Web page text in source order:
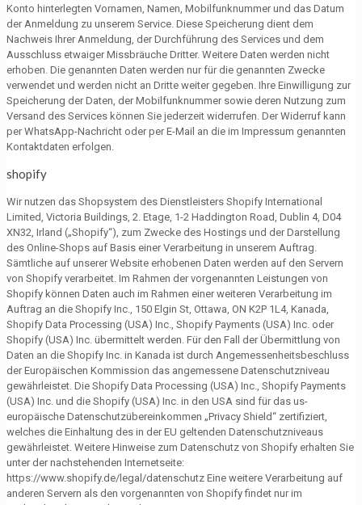
Konto hinterlegten Vornamen, Namen, Mobilfunknummer und das Datum
der Anmeldung zu unserem Service. Diese Speicherung dient dem
Nachweis Ihrer Anmeldung, der Durchführung des Services und dem
Ausschluss etwaiger Missbräuche Dritter. Weitere Daten werden nicht
erhoben. Die genannten Daten werden nur für die genannten Zwecke
verwendet und werden nicht an Dritte weiter gegeben. Ihre Einwilligung zur
Speicherung der Daten, der Mobilfunknummer sowie deren Nutzung zum
Versand des Services können Sie jederzeit widerrufen. Der Widerruf kann
per WhatsApp-Nachricht oder per E-Mail an die im Impressum genannten
Kontaktdaten erfolgen.
shopify
Wir nutzen das Shopsystem des Dienstleisters Shopify International
Limited, Victoria Buildings, 2. Etage, 1-2 Haddington Road, Dublin 4, D04
XN32, Irland („Shopify“), zum Zwecke des Hostings und der Darstellung
des Online-Shops auf Basis einer Verarbeitung in unserem Auftrag.
Sämtliche auf unserer Website erhobenen Daten werden auf den Servern
von Shopify verarbeitet. Im Rahmen der vorgenannten Leistungen von
Shopify können Daten auch im Rahmen einer weiteren Verarbeitung im
Auftrag an die Shopify Inc., 150 Elgin St, Ottawa, ON K2P 1L4, Kanada,
Shopify Data Processing (USA) Inc., Shopify Payments (USA) Inc. oder
Shopify (USA) Inc. übermittelt werden. Für den Fall der Übermittlung von
Daten an die Shopify Inc. in Kanada ist durch Angemessenheitsbeschluss
der Europäischen Kommission das angemessene Datenschutzniveau
gewährleistet. Die Shopify Data Processing (USA) Inc., Shopify Payments
(USA) Inc. und die Shopify (USA) Inc. in den USA sind für das us-
europäische Datenschutzübereinkommen „Privacy Shield“ zertifiziert,
welches die Einhaltung des in der EU geltenden Datenschutzniveaus
gewährleistet. Weitere Hinweise zum Datenschutz von Shopify erhalten Sie
unter der nachstehenden Internetseite:
https://www.shopify.de/legal/datenschutz Eine weitere Verarbeitung auf
anderen Servern als den vorgenannten von Shopify findet nur im